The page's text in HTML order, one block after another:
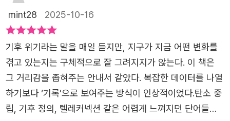
이야기한다. 계속해서 온실가스를 배출하면 우리에게 닥칠
위험은 심화될 재앙 수준이 될 것임을 강조한다. 당장, 바다
와 육지 생태계가 위협받는 상황이 저자의 눈에는 선명하게
보인다. 인간이든 동물이든 약자들은 가장 먼저 타격받을 것
이 자명하다. '변화에 대처하기 어려운 사람들에게 이 영향
은 훨씬 더 클 것이다. 기후 변화가 사회에 일으키는 불평등
의 문제다. ' 그럼에도 많은 사람들이 환경위기에 이제는 둔
감해져 있다. 내 주변에서 시시각각 일어나는 일이라도 내가
했던 이야기들이 하나의 서사처럼 이어진다. NASA가 하늘
에서 바라본 지구의 기록은 우리가 살고 있는 집의 ‘의무기
록지’와도 같다. 아픈 이유를 알아야 제대로 돌볼 수 있듯이
말이다.책을 읽는 동안 가장 깊게 와닿았던 문장은, 결국 기
후 위기의 해답은 특별한 누군가가 아니라 ‘우리 모두’라는
사실이었다. 완벽하지 않아도 괜찮다고, 느리지만 꾸준한 변
화가 결국 판을 바꾼다고 말해주는 그 목소리가 오래 남는
mint28 2025-10-16
기후 위기라는 말을 매일 듣지만, 지구가 지금 어떤 변화를
겪고 있는지는 구체적으로 잘 그려지지가 않는다. 이 책은
그 거리감을 좁혀주는 안내서 같았다. 복잡한 데이터를 나열
하기보다 ‘기록’으로 보여주는 방식이 인상적이었다.탄소 중
립, 기후 정의, 텔레커넥션 같은 어렵게 느껴지던 단어들도